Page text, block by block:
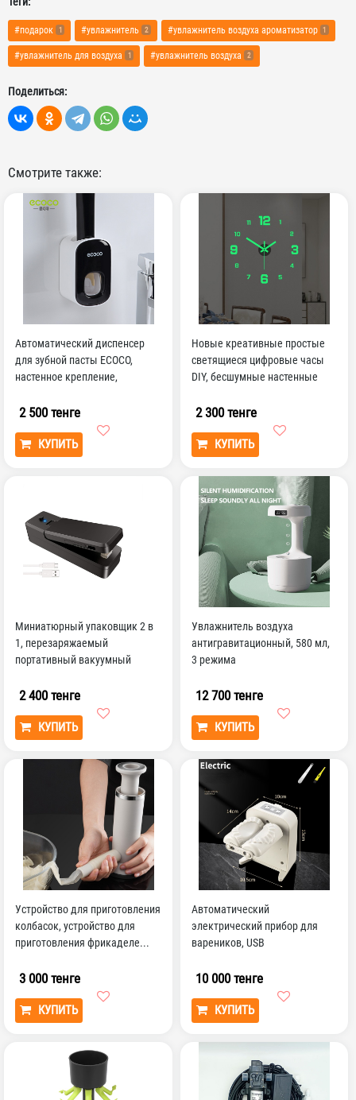
#подарок 1 #увлажнитель 2 #увлажнитель воздуха ароматизатор 1
#увлажнитель для воздуха 1 #увлажнитель воздуха 2
Поделиться:
Смотрите также:
Автоматический диспенсер
для зубной пасты ECOCO,
настенное крепление,
2 500 тенге
КУПИТЬ
Новые креативные простые
светящиеся цифровые часы
DIY, бесшумные настенные
2 300 тенге
КУПИТЬ
Миниатюрный упаковщик 2 в
1, перезаряжаемый
портативный вакуумный
п...
2 400 тенге
КУПИТЬ
Увлажнитель воздуха
антигравитационный, 580 мл,
3 режима
12 700 тенге
КУПИТЬ
Устройство для приготовления
колбасок, устройство для
приготовления фрикаделе...
3 000 тенге
КУПИТЬ
Автоматический
электрический прибор для
вареников, USB
10 000 тенге
КУПИТЬ